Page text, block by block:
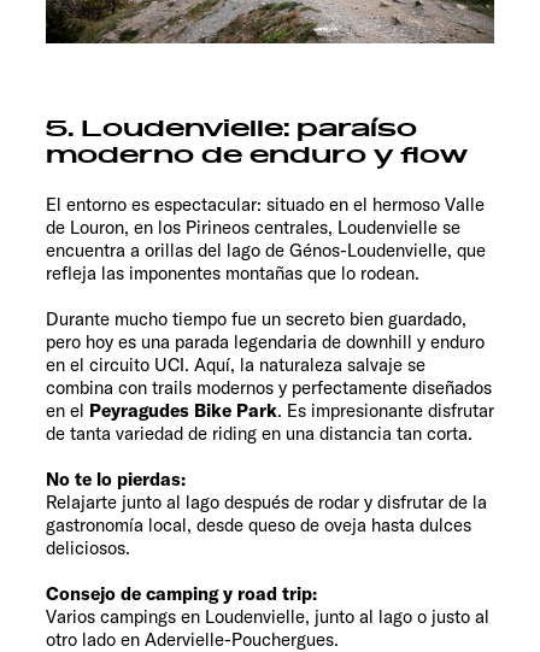
5. Loudenvielle: paraíso
moderno de enduro y flow
El entorno es espectacular: situado en el hermoso Valle
de Louron, en los Pirineos centrales, Loudenvielle se
encuentra a orillas del lago de Génos-Loudenvielle, que
refleja las imponentes montañas que lo rodean.
Durante mucho tiempo fue un secreto bien guardado,
pero hoy es una parada legendaria de downhill y enduro
en el circuito UCI. Aquí, la naturaleza salvaje se
combina con trails modernos y perfectamente diseñados
en el Peyragudes Bike Park. Es impresionante disfrutar
de tanta variedad de riding en una distancia tan corta.
No te lo pierdas:
Relajarte junto al lago después de rodar y disfrutar de la
gastronomía local, desde queso de oveja hasta dulces
deliciosos.
Consejo de camping y road trip:
Varios campings en Loudenvielle, junto al lago o justo al
otro lado en Adervielle-Pouchergues.